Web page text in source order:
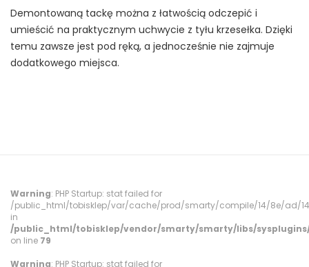
Demontowaną tackę można z łatwością odczepić i
umieścić na praktycznym uchwycie z tyłu krzesełka. Dzięki
temu zawsze jest pod ręką, a jednocześnie nie zajmuje
dodatkowego miejsca.
Warning: PHP Startup: stat failed for
/public_html/tobisklep/var/cache/prod/smarty/compile/14/8e/ad/
in
/public_html/tobisklep/vendor/smarty/smarty/libs/
on line 79
Warning: PHP Startup: stat failed for